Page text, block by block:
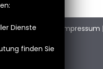
Impressum |
Dienste
finden Sie